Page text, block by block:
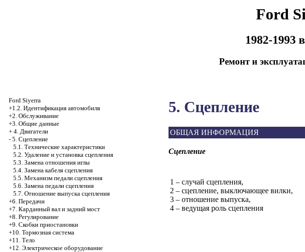
Ford
1982-1993
Ремонт и
Ford Siyerra
+1.2. Идентификация автомобиля
+2. Обслуживание
+3. Общие данные
+ 4. Двигатели
- 5. Сцепление
5.1. Технические характеристики
5.2. Удаление и установка сцепления
5.3. Замена отношения иглы
5.4. Замена кабеля сцепления
5.5. Механизм педали сцепления
5.6. Замена педали сцепления
5.7. Отношение выпуска сцепления
+6. Передачи
+7. Карданный вал и задний мост
+8. Регулирование
+9. Скобки приостановки
+10. Тормозная система
+11. Тело
+12. Электрическое оборудование
5. Сцепление
ОБЩАЯ ИНФОРМАЦИЯ
Сцепление
1 – случай сцепления,
2 – сцепление, выключающее вилки,
3 – отношение выпуска,
4 – ведущая роль сцепления